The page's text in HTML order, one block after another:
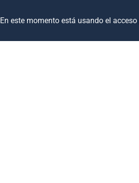
En este momento está usando el